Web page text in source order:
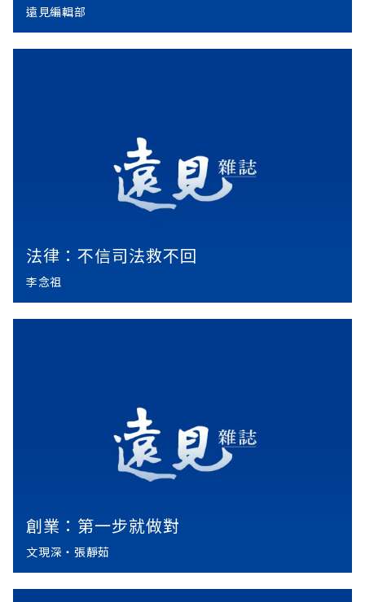
遠見編輯部
法律：不信司法救不回
李念祖
創業：第一步就做對
文現深‧張靜茹